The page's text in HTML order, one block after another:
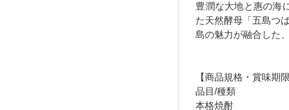
豊潤な大地と惠の海
た天然酵母「五島つ
島の魅力が融合した
【商品規格・賞味期
品目/種類
本格焼酎